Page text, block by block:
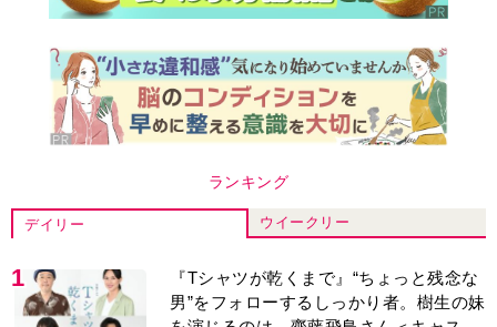
ランキング
デイリー ウイークリー
『Tシャツが乾くまで』“ちょっと残念な
男”をフォローするしっかり者。樹生の妹
紹介＞
2
『風、薫る』次週予告。東京に戻ったり
す」と告げたのは…